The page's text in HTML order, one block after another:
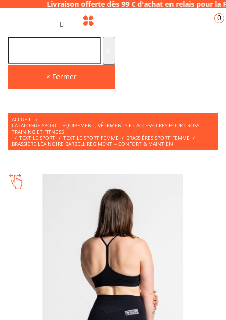
offerte dès 99 € d'achat en relais
× Fermer
0
ACCUEIL
/
CATALOGUE SPORT : ÉQUIPEMENT, VÊTEMENTS ET ACCESSOIRES POUR CROSS
TRAINING ET FITNESS
/ TEXTILE SPORT / TEXTILE SPORT FEMME / BRASSIÈRES SPORT FEMME /
BRASSIÈRE LÉA NOIRE BARBELL REGIMENT – CONFORT & MAINTIEN